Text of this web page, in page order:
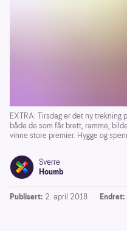
EXTRA: Tirsdag er det ny trekning
både de som får brett, ramme,
vinne store premier. Hygge og
Sverre
Houmb
Publisert: 2. april 2018 Endret: